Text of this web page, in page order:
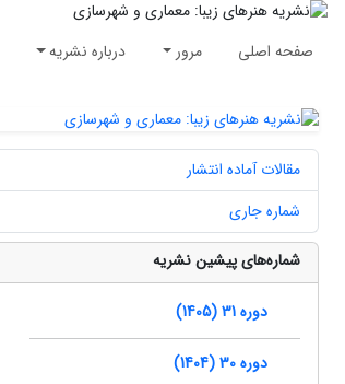
صفحه اصلی مرور درباره نشریه
مقالات آماده انتشار
شماره جاری
شماره‌های پیشین نشریه
دوره 31 (1405)
دوره 30 (1404)